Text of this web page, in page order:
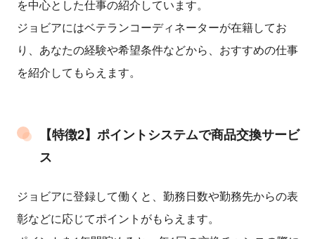
を中心とした仕事の紹介しています。
ジョビアにはベテランコーディネーターが在籍してお
り、あなたの経験や希望条件などから、おすすめの仕事
を紹介してもらえます。
【特徴2】ポイントシステムで商品交換サービ
ス
ジョビアに登録して働くと、勤務日数や勤務先からの表
彰などに応じてポイントがもらえます。